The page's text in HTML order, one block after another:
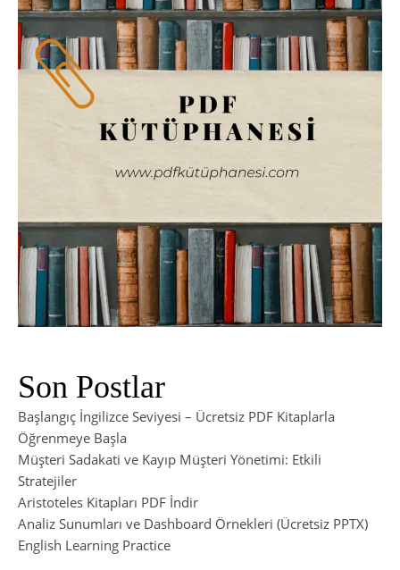
Son Postlar
Başlangıç İngilizce Seviyesi – Ücretsiz PDF Kitaplarla
Öğrenmeye Başla
Müşteri Sadakati ve Kayıp Müşteri Yönetimi: Etkili
Stratejiler
Aristoteles Kitapları PDF İndir
Analiz Sunumları ve Dashboard Örnekleri (Ücretsiz PPTX)
English Learning Practice